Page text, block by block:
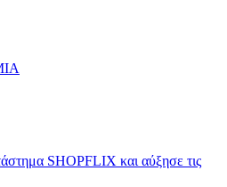
SHOPFLIX και αύξησε τις